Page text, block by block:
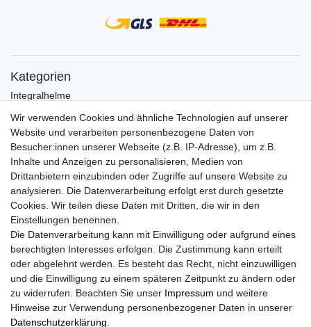
Kategorien
Integralhelme
Crosshelme
Klapphelme
Zubehör/Visiere
Bluetoothhelme
Kinderhelme
Skihelme
Services
Mein Konto
Kontakt
FAQ
Rechtliches
AGB
Wir verwenden Cookies und ähnliche Technologien auf unserer
Website und verarbeiten personenbezogene Daten von
Besucher:innen unserer Webseite (z.B. IP-Adresse), um z.B.
Inhalte und Anzeigen zu personalisieren, Medien von
Drittanbietern einzubinden oder Zugriffe auf unsere Website zu
analysieren. Die Datenverarbeitung erfolgt erst durch gesetzte
Cookies. Wir teilen diese Daten mit Dritten, die wir in den
Einstellungen benennen.
Die Datenverarbeitung kann mit Einwilligung oder aufgrund eines
berechtigten Interesses erfolgen. Die Zustimmung kann erteilt
oder abgelehnt werden. Es besteht das Recht, nicht einzuwilligen
und die Einwilligung zu einem späteren Zeitpunkt zu ändern oder
zu widerrufen. Beachten Sie unser Impressum und weitere
Hinweise zur Verwendung personenbezogener Daten in unserer
Daten­schutz­erklärung